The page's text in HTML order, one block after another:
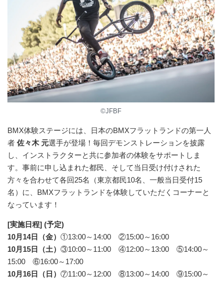
©JFBF
BMX体験ステージには、日本のBMXフラットランドの第一人
者 佐々木 元選手が登場！毎回デモンストレーションを披露
し、インストラクターと共に参加者の体験をサポートしま
す。事前に申し込まれた都民、そして当日受け付けされた
方々を合わせて各回25名（東京都民10名、一般当日受付15
名）に、BMXフラットランドを体験していただくコーナーと
なっています！
[実施日程] (予定)
10月14日（金） ①13:00～14:00 ②15:00～16:00
10月15日（土） ③10:00～11:00 ④12:00～13:00 ⑤14:00～
15:00 ⑥16:00～17:00
10月16日（日） ⑦11:00～12:00 ⑧13:00～14:00 ⑨15:00～